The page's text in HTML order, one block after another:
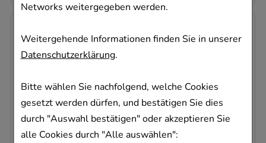
Networks weitergegeben werden.
Weitergehende Informationen finden Sie in unserer
Datenschutzerklärung.
Bitte wählen Sie nachfolgend, welche Cookies
gesetzt werden dürfen, und bestätigen Sie dies
durch "Auswahl bestätigen" oder akzeptieren Sie
alle Cookies durch "Alle auswählen":
VARDENAFIL beta 10 mg Filmtabletten
betapharm Arzneimittel GmbH